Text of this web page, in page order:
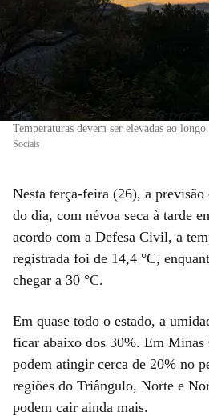
Temperaturas devem ser elevadas ao
Sociais
Nesta terça-feira (26), a
do dia, com névoa seca à tarde
acordo com a Defesa Civil, a
registrada foi de 14,4 °C,
chegar a 30 °C.
Em quase todo o estado, a
ficar abaixo dos 30%. Em Minas
podem atingir cerca de 20% no
regiões do Triângulo, Norte e
podem cair ainda mais.